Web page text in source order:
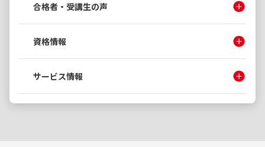
合格者・受講生の声
資格情報
サービス情報